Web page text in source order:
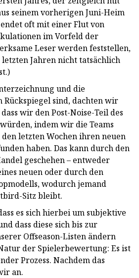
seinem vorherigen Juni-Heim
oft mit einer Flut von
im Vorfeld der
Leser werden feststellen,
letzten Jahren nicht tatsächlich
und die
sind, dachten wir
wir den Post-Noise-Teil des
indem wir die Teams
letzten Wochen ihren neuen
haben. Das kann durch den
geschehen – entweder
neuen oder durch den
wodurch jemand
Sitz bleibt.
es sich hierbei um subjektive
dass diese sich bis zur
Offseason-Listen ändern
der Spielerbewertung: Es ist
Prozess. Nachdem das
an.